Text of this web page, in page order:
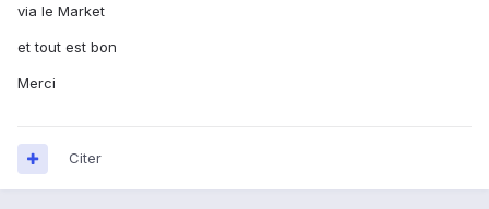
via le Market
et tout est bon
Merci
Citer